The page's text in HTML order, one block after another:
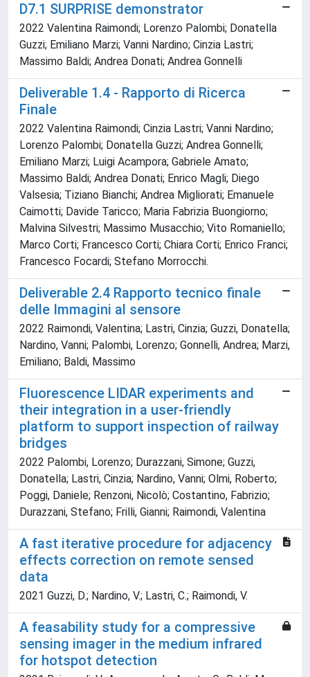
D7.1 SURPRISE demonstrator
2022 Valentina Raimondi; Lorenzo Palombi; Donatella
Guzzi; Emiliano Marzi; Vanni Nardino; Cinzia Lastri;
Massimo Baldi; Andrea Donati; Andrea Gonnelli
Deliverable 1.4 - Rapporto di Ricerca
Finale
2022 Valentina Raimondi; Cinzia Lastri; Vanni Nardino;
Lorenzo Palombi; Donatella Guzzi; Andrea Gonnelli;
Emiliano Marzi; Luigi Acampora; Gabriele Amato;
Massimo Baldi; Andrea Donati; Enrico Magli; Diego
Valsesia; Tiziano Bianchi; Andrea Migliorati; Emanuele
Caimotti; Davide Taricco; Maria Fabrizia Buongiorno;
Malvina Silvestri; Massimo Musacchio; Vito Romaniello;
Marco Corti; Francesco Corti; Chiara Corti; Enrico Franci;
Francesco Focardi; Stefano Morrocchi.
Deliverable 2.4 Rapporto tecnico finale
delle Immagini al sensore
2022 Raimondi, Valentina; Lastri, Cinzia; Guzzi, Donatella;
Nardino, Vanni; Palombi, Lorenzo; Gonnelli, Andrea; Marzi,
Emiliano; Baldi, Massimo
Fluorescence LIDAR experiments and
their integration in a user-friendly
platform to support inspection of railway
bridges
2022 Palombi, Lorenzo; Durazzani, Simone; Guzzi,
Donatella; Lastri, Cinzia; Nardino, Vanni; Olmi, Roberto;
Poggi, Daniele; Renzoni, Nicolò; Costantino, Fabrizio;
Durazzani, Stefano; Frilli, Gianni; Raimondi, Valentina
A fast iterative procedure for adjacency
effects correction on remote sensed
data
2021 Guzzi, D.; Nardino, V.; Lastri, C.; Raimondi, V.
A feasability study for a compressive
sensing imager in the medium infrared
for hotspot detection